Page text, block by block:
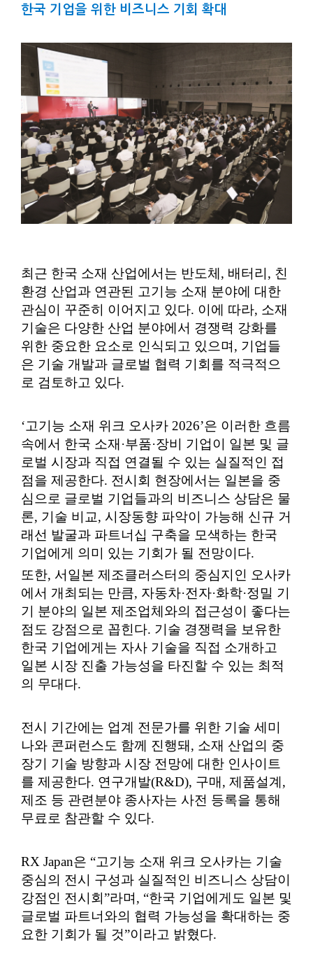
한국 기업을 위한 비즈니스 기회 확대
최근 한국 소재 산업에서는 반도체, 배터리, 친
환경 산업과 연관된 고기능 소재 분야에 대한
관심이 꾸준히 이어지고 있다. 이에 따라, 소재
기술은 다양한 산업 분야에서 경쟁력 강화를
위한 중요한 요소로 인식되고 있으며, 기업들
은 기술 개발과 글로벌 협력 기회를 적극적으
로 검토하고 있다.
‘고기능 소재 위크 오사카 2026’은 이러한 흐름
속에서 한국 소재·부품·장비 기업이 일본 및 글
로벌 시장과 직접 연결될 수 있는 실질적인 접
점을 제공한다. 전시회 현장에서는 일본을 중
심으로 글로벌 기업들과의 비즈니스 상담은 물
론, 기술 비교, 시장동향 파악이 가능해 신규 거
래선 발굴과 파트너십 구축을 모색하는 한국
기업에게 의미 있는 기회가 될 전망이다.
또한, 서일본 제조클러스터의 중심지인 오사카
에서 개최되는 만큼, 자동차·전자·화학·정밀 기
기 분야의 일본 제조업체와의 접근성이 좋다는
점도 강점으로 꼽힌다. 기술 경쟁력을 보유한
한국 기업에게는 자사 기술을 직접 소개하고
일본 시장 진출 가능성을 타진할 수 있는 최적
의 무대다.
전시 기간에는 업계 전문가를 위한 기술 세미
나와 콘퍼런스도 함께 진행돼, 소재 산업의 중
장기 기술 방향과 시장 전망에 대한 인사이트
를 제공한다. 연구개발(R&D), 구매, 제품설계,
제조 등 관련분야 종사자는 사전 등록을 통해
무료로 참관할 수 있다.
RX Japan은 “고기능 소재 위크 오사카는 기술
중심의 전시 구성과 실질적인 비즈니스 상담이
강점인 전시회”라며, “한국 기업에게도 일본 및
글로벌 파트너와의 협력 가능성을 확대하는 중
요한 기회가 될 것”이라고 밝혔다.